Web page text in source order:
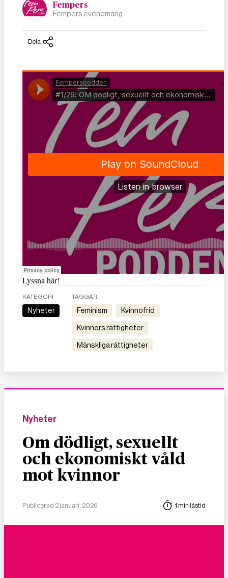
Fempers
Fempers evenemang
Dela
Lyssna här!
KATEGORI
Nyheter
TAGGAR
feminism kvinnofrid
kvinnors rättigheter
mänskliga rättigheter
Nyheter
Om dödligt, sexuellt
och ekonomiskt våld
mot kvinnor
Publicerad 2 januari, 2026 1 min lästid